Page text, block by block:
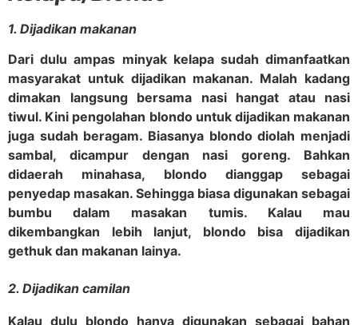
1. Dijadikan makanan
Dari dulu ampas minyak kelapa sudah dimanfaatkan
masyarakat untuk dijadikan makanan. Malah kadang
dimakan langsung bersama nasi hangat atau nasi
tiwul. Kini pengolahan blondo untuk dijadikan makanan
juga sudah beragam. Biasanya blondo diolah menjadi
sambal, dicampur dengan nasi goreng. Bahkan
didaerah minahasa, blondo dianggap sebagai
penyedap masakan. Sehingga biasa digunakan sebagai
bumbu dalam masakan tumis. Kalau mau
dikembangkan lebih lanjut, blondo bisa dijadikan
gethuk dan makanan lainya.
2. Dijadikan camilan
Kalau dulu blondo hanya digunakan sebagai bahan